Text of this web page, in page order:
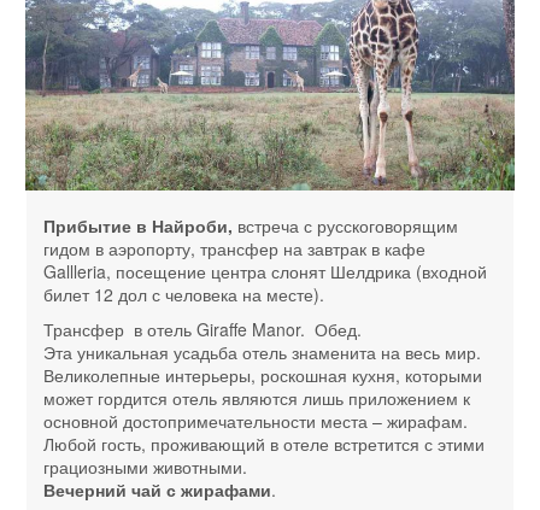
Прибытие в Найроби, встреча с русскоговорящим
гидом в аэропорту, трансфер на завтрак в кафе
Gallleria, посещение центра слонят Шелдрика (входной
билет 12 дол с человека на месте).
Трансфер в отель Giraffe Manor. Обед.
Эта уникальная усадьба отель знаменита на весь мир.
Великолепные интерьеры, роскошная кухня, которыми
может гордится отель являются лишь приложением к
основной достопримечательности места – жирафам.
Любой гость, проживающий в отеле встретится с этими
грациозными животными.
Вечерний чай с жирафами.